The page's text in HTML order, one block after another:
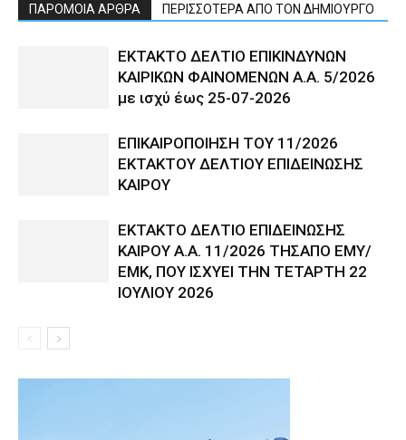
ΠΑΡΟΜΟΙΑ ΑΡΘΡΑ ΠΕΡΙΣΣΟΤΕΡΑ ΑΠΟ ΤΟΝ ΔΗΜΙΟΥΡΓΟ
ΕΚΤΑΚΤΟ ΔΕΛΤΙΟ ΕΠΙΚΙΝΔΥΝΩΝ
ΚΑΙΡΙΚΩΝ ΦΑΙΝΟΜΕΝΩΝ Α.Α. 5/2026
με ισχύ έως 25-07-2026
ΕΠΙΚΑΙΡΟΠΟΙΗΣΗ ΤΟΥ 11/2026
ΕΚΤΑΚΤΟΥ ΔΕΛΤΙΟΥ ΕΠΙΔΕΙΝΩΣΗΣ
ΚΑΙΡΟΥ
ΕΚΤΑΚΤΟ ΔΕΛΤΙΟ ΕΠΙΔΕΙΝΩΣΗΣ
ΚΑΙΡΟΥ Α.Α. 11/2026 ΤΗΣΑΠΟ ΕΜΥ/
ΕΜΚ, ΠΟΥ ΙΣΧΥΕΙ ΤΗΝ ΤΕΤΑΡΤΗ 22
ΙΟΥΛΙΟΥ 2026